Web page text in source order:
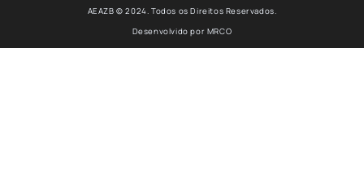
AEAZB © 2024. Todos os Direitos Reservados.
Desenvolvido por MRCO